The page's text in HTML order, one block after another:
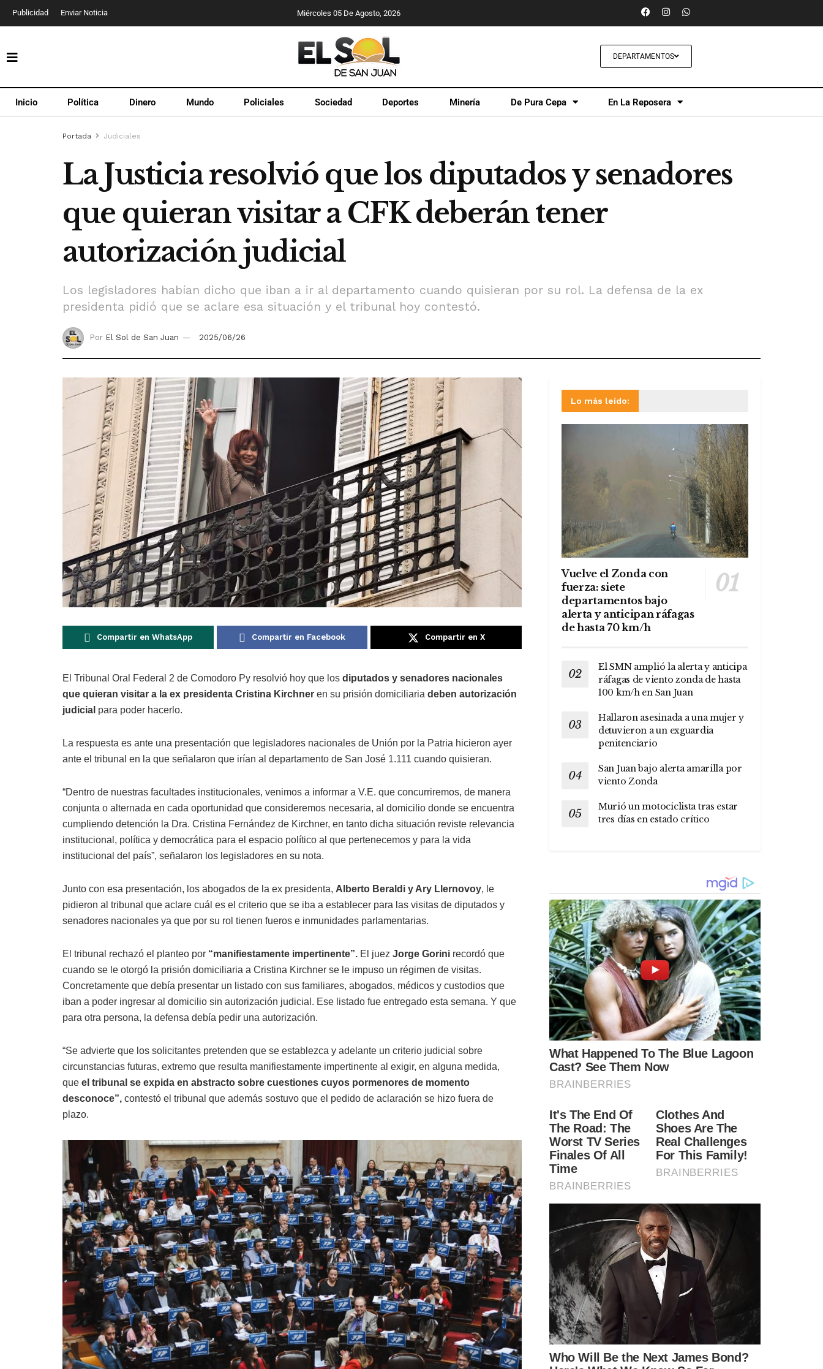
Publicidad Enviar Noticia Miércoles 05 De Agosto, 2026
DEPARTAMENTOS
Inicio Política Dinero Mundo Policiales Sociedad Deportes Minería De Pura Cepa En La Reposera
Portada Judiciales
La Justicia resolvió que los diputados y senadores
que quieran visitar a CFK deberán tener
autorización judicial
Los legisladores habían dicho que iban a ir al departamento cuando quisieran por su rol. La defensa de la ex
presidenta pidió que se aclare esa situación y el tribunal hoy contestó.
Por El Sol de San Juan 2025/06/26
Compartir en WhatsApp Compartir en Facebook Compartir en X
El Tribunal Oral Federal 2 de Comodoro Py resolvió hoy que los diputados y senadores nacionales
que quieran visitar a la ex presidenta Cristina Kirchner en su prisión domiciliaria deben autorización
judicial para poder hacerlo.
La respuesta es ante una presentación que legisladores nacionales de Unión por la Patria hicieron ayer
ante el tribunal en la que señalaron que irían al departamento de San José 1.111 cuando quisieran.
“Dentro de nuestras facultades institucionales, venimos a informar a V.E. que concurriremos, de manera
conjunta o alternada en cada oportunidad que consideremos necesaria, al domicilio donde se encuentra
cumpliendo detención la Dra. Cristina Fernández de Kirchner, en tanto dicha situación reviste relevancia
institucional, política y democrática para el espacio político al que pertenecemos y para la vida
institucional del país”, señalaron los legisladores en su nota.
Junto con esa presentación, los abogados de la ex presidenta, Alberto Beraldi y Ary Llernovoy, le
pidieron al tribunal que aclare cuál es el criterio que se iba a establecer para las visitas de diputados y
senadores nacionales ya que por su rol tienen fueros e inmunidades parlamentarias.
El tribunal rechazó el planteo por “manifiestamente impertinente”. El juez Jorge Gorini recordó que
cuando se le otorgó la prisión domiciliaria a Cristina Kirchner se le impuso un régimen de visitas.
Concretamente que debía presentar un listado con sus familiares, abogados, médicos y custodios que
iban a poder ingresar al domicilio sin autorización judicial. Ese listado fue entregado esta semana. Y que
para otra persona, la defensa debía pedir una autorización.
“Se advierte que los solicitantes pretenden que se establezca y adelante un criterio judicial sobre
circunstancias futuras, extremo que resulta manifiestamente impertinente al exigir, en alguna medida,
que el tribunal se expida en abstracto sobre cuestiones cuyos pormenores de momento
desconoce”, contestó el tribunal que además sostuvo que el pedido de aclaración se hizo fuera de
plazo.
Lo más leído:
Vuelve el Zonda con
fuerza: siete
departamentos bajo
alerta y anticipan ráfagas
de hasta 70 km/h
El SMN amplió la alerta y anticipa
ráfagas de viento zonda de hasta
100 km/h en San Juan
Hallaron asesinada a una mujer y
detuvieron a un exguardia
penitenciario
San Juan bajo alerta amarilla por
viento Zonda
Murió un motociclista tras estar
tres días en estado crítico